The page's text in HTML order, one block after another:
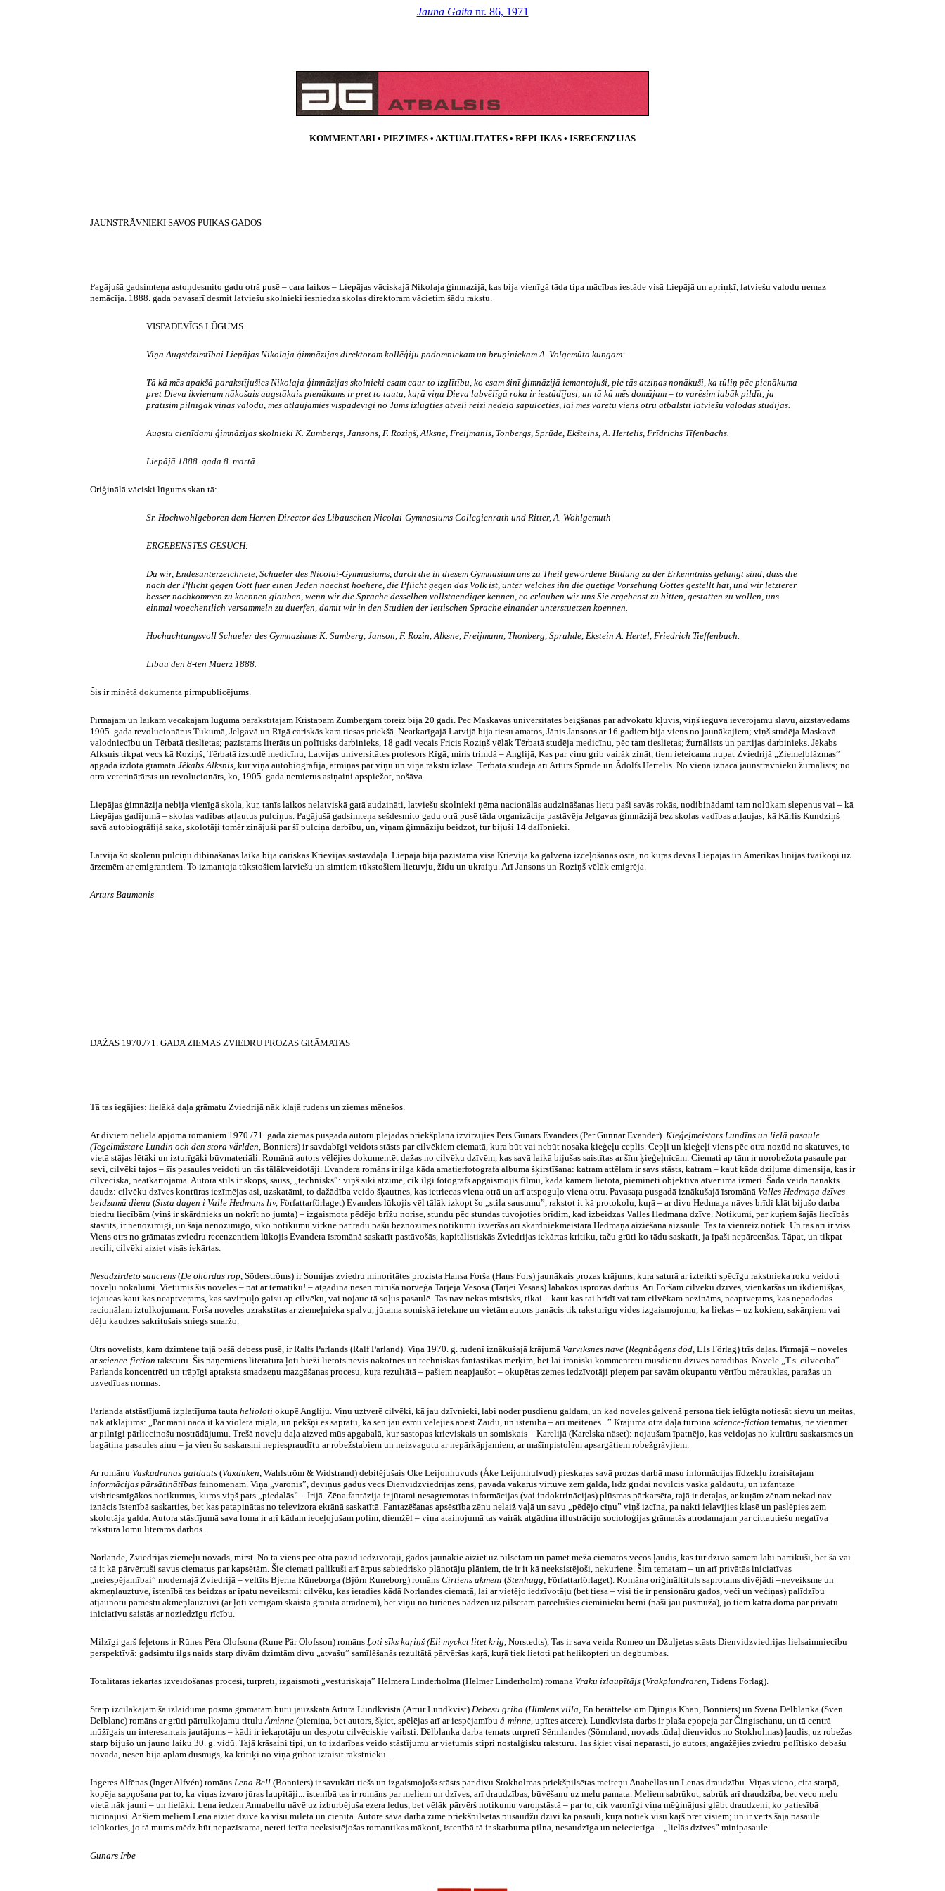
Jaunā Gaitanr. 86, 1971
KOMMENTĀRI • PIEZĪMES • AKTUĀLITĀTES • REPLIKAS • ĪSRECENZIJAS
JAUNSTRĀVNIEKI SAVOS PUIKAS GADOS
Pagājušā gadsimteņa astoņdesmito gadu otrā pusē – cara laikos – Liepājas vāciskajā Nikolaja ģimnazijā, kas bija vienīgā tāda tipa mācības iestāde visā Liepājā un apriņķī, latviešu valodu nemaz
nemācīja. 1888. gada pavasarī desmit latviešu skolnieki iesniedza skolas direktoram vācietim šādu rakstu.
VISPADEVĪGS LŪGUMS
Viņa Augstdzimtībai Liepājas Nikolaja ģimnāzijas direktoram kollēģiju padomniekam un bruņiniekamA. Volgemūta kungam:
Tā kā mēs apakšā parakstījušies Nikolaja ģimnāzijas skolnieki esam caur to izglītību, ko esam šinī ģimnāzijā iemantojuši, pie tās atziņas nonākuši, ka tūliņ pēc pienākuma
pret Dievu ikvienam nākošais augstākais pienākums ir pret to tautu, kuŗā viņu Dieva labvēlīgā roka ir iestādījusi, un tā kā mēs domājam – to varēsim labāk pildīt, ja
pratīsim pilnīgāk viņas valodu, mēs atļaujamies vispadevīgi no Jums izlūgties atvēli reizi nedēļā sapulcēties, lai mēs varētu viens otru atbalstīt latviešu valodas studijās.
Augstu cienīdami ģimnāzijas skolnieki K. Zumbergs, Jansons, F. Roziņš, Alksne, Freijmanis, Tonbergs, Sprūde, Ekšteins, A. Hertelis, Frīdrichs Tīfenbachs.
Liepājā 1888. gada 8. martā.
Oriģinālā vāciski lūgums skan tā:
Sr. Hochwohlgeboren dem Herren Director des Libauschen Nicolai-Gymnasiums Collegienrath und Ritter, A. Wohlgemuth
ERGEBENSTES GESUCH:
Da wir, Endesunterzeichnete, Schueler des Nicolai-Gymnasiums, durch die in diesem Gymnasium uns zu Theil gewordene Bildung zu der Erkenntniss gelangt sind, dass die
nach der Pflicht gegen Gott fuer einen Jeden naechst hoehere, die Pflicht gegen das Volk ist, unter welches ihn die guetige Vorsehung Gottes gestellt hat, und wir letzterer
besser nachkommen zu koennen glauben, wenn wir die Sprache desselben vollstaendiger kennen, eo erlauben wir uns Sie ergebenst zu bitten, gestatten zu wollen, uns
einmal woechentlich versammeln zu duerfen, damit wir in den Studien der lettischen Sprache einander unterstuetzen koennen.
Hochachtungsvoll Schueler des Gymnaziums K. Sumberg, Janson, F. Rozin,Alksne, Freijmann, Thonberg, Spruhde, Ekstein A. Hertel, Friedrich Tieffenbach.
Libau den 8-ten Maerz 1888.
Šis ir minētā dokumenta pirmpublicējums.
Pirmajam un laikam vecākajam lūguma parakstītājam Kristapam Zumbergam toreiz bija 20 gadi. Pēc Maskavas universitātes beigšanas par advokātu kļuvis, viņš ieguva ievērojamu slavu, aizstāvēdams
1905. gada revolucionārus Tukumā, Jelgavā un Rīgā cariskās kara tiesas priekšā. Neatkarīgajā Latvijā bija tiesu amatos, Jānis Jansons ar 16 gadiem bija viens no jaunākajiem; viņš studēja Maskavā
valodniecību un Tērbatā tieslietas; pazīstams literāts un polītisks darbinieks, 18 gadi vecais Fricis Roziņš vēlāk Tērbatā studēja medicīnu, pēc tam tieslietas; žurnālists un partijas darbinieks. Jēkabs
Alksnis tikpat vecs kā Roziņš; Tērbatā izstudē medicīnu, Latvijas universitātes profesors Rīgā; miris trimdā – Anglijā, Kas par viņu grib vairāk zināt, tiem ieteicama nupat Zviedrijā „Ziemeļblāzmas”
apgādā izdotā grāmata Jēkabs Alksnis, kur viņa autobiogrāfija, atmiņas par viņu un viņa rakstu izlase. Tērbatā studēja arī Arturs Sprūde un Ādolfs Hertelis. No viena iznāca jaunstrāvnieku žurnālists; no
otra veterinārārsts un revolucionārs, ko, 1905. gada nemierus asiņaini apspiežot, nošāva.
Liepājas ģimnāzija nebija vienīgā skola, kur, tanīs laikos nelatviskā garā audzināti, latviešu skolnieki ņēma nacionālās audzināšanas lietu paši savās rokās, nodibinādami tam nolūkam slepenus vai – kā
Liepājas gadījumā – skolas vadības atļautus pulciņus. Pagājušā gadsimteņa sešdesmito gadu otrā pusē tāda organizācija pastāvēja Jelgavas ģimnāzijā bez skolas vadības atļaujas; kā Kārlis Kundziņš
savā autobiogrāfijā saka, skolotāji tomēr zinājuši par šī pulciņa darbību, un, viņam ģimnāziju beidzot, tur bijuši 14 dalībnieki.
Latvija šo skolēnu pulciņu dibināšanas laikā bija cariskās Krievijas sastāvdaļa. Liepāja bija pazīstama visā Krievijā kā galvenā izceļošanas osta, no kuŗas devās Liepājas un Amerikas līnijas tvaikoņi uz
ārzemēm ar emigrantiem. To izmantoja tūkstošiem latviešu un simtiem tūkstošiem lietuvju, žīdu un ukraiņu. Arī Jansons un Roziņš vēlāk emigrēja.
Arturs Baumanis
DAŽAS 1970./71. GADA ZIEMAS ZVIEDRU PROZAS GRĀMATAS
Tā tas iegājies: lielākā daļa grāmatu Zviedrijā nāk klajā rudens un ziemas mēnešos.
Ar diviem neliela apjoma romāniem 1970./71. gada ziemas pusgadā autoru plejadas priekšplānā izvirzījies Pērs Gunārs Evanders (Per Gunnar Evander). Ķieģeļmeistars Lundīns un lielā pasaule
(Tegelmästare Lundin och den stora världen, Bonniers) ir savdabīgi veidots stāsts par cilvēkiem ciematā, kuŗa būt vai nebūt nosaka ķieģeļu ceplis. Cepļi un ķieģeļi viens pēc otra nozūd no skatuves, to
vietā stājas lētāki un izturīgāki būvmateriāli. Romānā autors vēlējies dokumentēt dažas no cilvēku dzīvēm, kas savā laikā bijušas saistītas ar šīm ķieģeļnīcām. Ciemati ap tām ir norobežota pasaule par
sevi, cilvēki tajos – šīs pasaules veidoti un tās tālākveidotāji. Evandera romāns ir ilga kāda amatierfotografa albuma šķirstīšana: katram attēlam ir savs stāsts, katram – kaut kāda dziļuma dimensija, kas ir
cilvēciska, neatkārtojama. Autora stils ir skops, sauss, „technisks”: viņš sīki atzīmē, cik ilgi fotogrāfs apgaismojis filmu, kāda kamera lietota, pieminēti objektīva atvēruma izmēri. Šādā veidā panākts
daudz: cilvēku dzīves kontūras iezīmējas asi, uzskatāmi, to dažādība veido šķautnes, kas ietriecas viena otrā un arī atspoguļo viena otru. Pavasaŗa pusgadā iznākušajāīsromānā Valles Hedmaņa dzīves
beidzamā diena (Sista dagen i Valle Hedmans liv, Författarförlaget) Evanders lūkojis vēl tālāk izkopt šo „stila sausumu”, rakstot it kā protokolu, kuŗā – ar divu Hedmaņa nāves brīdī klāt bijušo darba
biedru liecībām (viņš ir skārdnieks un nokrīt no jumta) – izgaismota pēdējo brīžu norise, stundu pēc stundas tuvojoties brīdim, kad izbeidzas Valles Hedmaņa dzīve. Notikumi, parkuŗiem šajās liecībās
stāstīts, ir nenozīmīgi, un šajā nenozīmīgo, sīko notikumu virknē par tādu pašu beznozīmes notikumu izvēršas arī skārdniekmeistara Hedmaņa aiziešana aizsaulē. Tas tā vienreiz notiek. Un tas arī ir viss.
Viens otrs no grāmatas zviedru recenzentiem lūkojis Evandera īsromānā saskatīt pastāvošās, kapitālistiskās Zviedrijas iekārtas kritiku, taču grūti ko tādu saskatīt, ja īpaši nepārcenšas. Tāpat, un tikpat
necili, cilvēki aiziet visās iekārtas.
Nesadzirdēto sauciens (De ohördas rop, Söderströms) ir Somijas zviedru minoritātes prozista Hansa Forša (Hans Fors) jaunākais prozas krājums, kuŗa saturā ar izteikti spēcīgu rakstnieka roku veidoti
noveļu nokalumi. Vietumis šīs noveles – pat ar tematiku! – atgādina nesen mirušā norvēģa Tarjeja Vēsosa (Tarjei Vesaas) labākosīsprozas darbus. Arī Foršam cilvēku dzīvēs, vienkāršās un ikdienišķās,
iejaucas kaut kas neaptveŗams, kas savirpuļo gaisu ap cilvēku, vai nojauc tā soļus pasaulē. Tas nav nekas mistisks, tikai – kaut kas tai brīdī vai tam cilvēkam nezināms, neaptveŗams, kas nepadodas
racionālam iztulkojumam. Forša noveles uzrakstītas ar ziemeļnieka spalvu, jūtama somiskā ietekme un vietām autors panācis tik raksturīgu vides izgaismojumu, ka liekas – uz kokiem, sakārņiem vai
dēļu kaudzes sakritušais sniegs smaržo.
Otrs novelists, kam dzimtene tajā pašā debess pusē, ir Ralfs Parlands (RalfParland). Viņa 1970. g. rudenī iznākušajā krājumā Varvīksnes nāve (Regnbågens död, LTs Förlag) trīs daļas. Pirmajā – noveles
arscience-fiction raksturu. Šis paņēmiens literatūrā ļoti bieži lietots nevis nākotnes un techniskas fantastikas mērķim, bet lai ironiski kommentētu mūsdienu dzīves parādības. Novelē „T.s. cilvēcība”
Parlands koncentrēti un trāpīgi apraksta smadzeņu mazgāšanas procesu, kuŗa rezultātā – pašiem neapjaušot – okupētas zemes iedzīvotāji pieņem par savām okupantu vērtību mērauklas, paražas un
uzvedības normas.
Parlanda atstāstījumā izplatījuma tauta helioloti okupē Angliju. Viņu uztverē cilvēki, kā jau dzīvnieki, labi noder pusdienu galdam, un kad noveles galvenā persona tiek ielūgta notiesāt sievu un meitas,
nāk atklājums: „Pār mani nāca it kā violeta migla, un pēkšņi es sapratu, ka sen jau esmu vēlējies apēst Zaīdu, un īstenībā – arī meitenes...” Krājuma otra daļa turpina science-fiction tematus, ne vienmēr
ar pilnīgi pārliecinošu nostrādājumu. Trešā noveļu daļa aizved mūs apgabalā, kur sastopas krieviskais un somiskais – Karelijā (Karelska näset): nojaušam īpatnējo, kas veidojas no kultūru saskarsmes un
bagātina pasaules ainu – ja vien šo saskarsmi nepiespraudītu ar robežstabiem un neizvagotu ar nepārkāpjamiem, ar mašīnpistolēm apsargātiem robežgrāvjiem.
Ar romānu Vaskadrānas galdauts (Vaxduken, Wahlström & Widstrand) debitējušais Oke Leijonhuvuds (Åke Leijonhufvud) pieskaŗas savā prozas darbā masu informācijas līdzekļu izraisītajam
informācijas pārsātinātības fainomenam. Viņa „varonis”, deviņus gadus vecs Dienvidzviedrijas zēns, pavada vakarus virtuvē zem galda, līdz grīdai novilcis vaska galdautu, un izfantazē
visbriesmīgākos notikumus, kuŗos viņš pats „piedalās” – Īrijā. Zēna fantāzija ir jūtami nesagremotas informācijas (vai indoktrinācijas) plūsmas pārkarsēta, tajā ir detaļas, arkuŗām zēnam nekad nav
iznācis īstenībā saskarties, bet kas patapinātas no televizora ekrānā saskatītā. Fantazēšanas apsēstība zēnu nelaiž vaļā un savu „pēdējo cīņu” viņš izcīna, pa nakti ielavījies klasē un paslēpies zem
skolotāja galda. Autora stāstījumā sava loma ir arī kādam ieceļojušam polim, diemžēl – viņa atainojumā tas vairāk atgādina illustrāciju socioloģijas grāmatās atrodamajam par cittautiešu negatīva
rakstura lomu literāros darbos.
Norlande, Zviedrijas ziemeļu novads, mirst. No tā viens pēc otra pazūd iedzīvotāji, gados jaunākie aiziet uz pilsētām un pamet meža ciematos vecos ļaudis, kas tur dzīvo samērā labi pārtikuši, bet šā vai
tā it kā pārvērtuši savus ciematus par kapsētām. Šie ciemati palikuši arī ārpus sabiedrisko plānotāju plāniem, tie ir it kā neeksistējoši, nekuriene. Šim tematam – un arī privātās iniciatīvas
„neiespējamībai” modernajā Zviedrijā – veltīts Bjerna Rūneborga (Björn Runeborg) romāns Cirtiens akmenī(Stenhugg, Författarförlaget). Romāna oriģināltituls saprotams divējādi –neveiksme un
akmeņlauztuve, īstenībā tas beidzas arīpatu neveiksmi: cilvēku, kas ieradies kādā Norlandes ciematā, lai ar vietējo iedzīvotāju (bet tiesa – visi tie ir pensionāru gados, veči un večiņas) palīdzību
atjaunotu pamestu akmeņlauztuvi (ar ļoti vērtīgām skaista granīta atradnēm), bet viņu no turienes padzen uz pilsētām pārcēlušies cieminieku bērni (paši jau pusmūžā), jo tiem katra doma par privātu
iniciatīvu saistās ar noziedzīgu rīcību.
Milzīgi garš feļetons irRūnes Pēra Olofsona (Rune Pär Olofsson) romāns Ļoti sīks kaŗiņš(Eli myckct litet krig, Norstedts), Tas ir sava veida Romeo un Džuljetas stāsts Dienvidzviedrijas lielsaimniecību
perspektīvā: gadsimtu ilgs naids starp divām dzimtām divu „atvašu” samīlēšanās rezultātā pārvēršas kaŗā, kuŗā tiek lietoti pat helikopteri un degbumbas.
Totalitāras iekārtas izveidošanās procesi, turpretī, izgaismoti „vēsturiskajā” Helmera Linderholma (Helmer Linderholm) romānā Vraku izlaupītājs (Vrakplundraren, Tidens Förlag).
Starp izcilākajām šā izlaiduma posma grāmatām būtu jāuzskata Artura Lundkvista (ArturLundkvist) Debesu griba (Himlens villa, En berättelse om Djingis Khan, Bonniers) un Svena Dēlblanka (Sven
Delblanc) romāns ar grūti pārtulkojamu tituluÅminne (piemiņa, bet autors, šķiet, spēlējas arī ar iespējamību å-minne, upītes atcere). Lundkvista darbs ir plaša epopeja parČingischanu, un tā centrā
mūžīgais un interesantais jautājums – kādi iriekaŗotāju un despotu cilvēciskie vaibsti. Dēlblanka darba temats turpretī Sērmlandes (Sörmland, novads tūdaļ dienvidos no Stokholmas) ļaudis, uz robežas
starp bijušo un jauno laiku 30. g. vidū. Tajā krāsaini tipi, un to izdarības veido stāstījumu ar vietumis stipri nostalģisku raksturu. Tas šķiet visai neparasti, jo autors, angažējies zviedru polītisko debašu
novadā, nesen bija aplam dusmīgs, ka kritiķi no viņa gribot iztaisīt rakstnieku...
IngeresAlfēnas (IngerAlfvén) romāns Lena Bell (Bonniers) ir savukārt tiešs un izgaismojošs stāsts par divu Stokholmas priekšpilsētas meiteņuAnabellas un Lenas draudzību. Viņas vieno, cita starpā,
kopēja sapņošana par to, ka viņas izvaro jūras laupītāji... īstenībā tas ir romāns par meliem un dzīves, arī draudzības, būvēšanu uz melu pamata. Meliem sabrūkot, sabrūk arī draudzība, bet veco melu
vietā nāk jauni – un lielāki: Lena iedzenAnnabellu nāvē uz izburbējuša ezera ledus, bet vēlāk pārvērš notikumu varoņstāstā – par to, cik varonīgi viņa mēģinājusi glābt draudzeni, ko patiesībā
nicinājusi. Ar šiem meliem Lena aiziet dzīvē kā visu mīlēta un cienīta. Autore savā darbā zīmē priekšpilsētas pusaudžu dzīvi kā pasauli, kuŗā notiek visu kaŗš pret visiem; un ir vērts šajā pasaulē
ielūkoties, jo tā mums mēdz būt nepazīstama, nereti ietīta neeksistējošas romantikas mākonī, īstenībā tā ir skarbuma pilna, nesaudzīga un neiecietīga – „lielās dzīves” minipasaule.
Gunars Irbe